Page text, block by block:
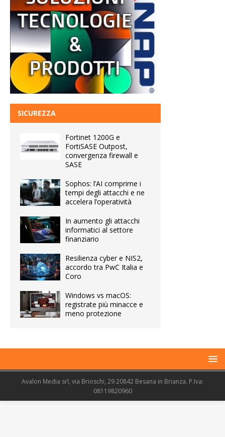
SICUREZZA
Fortinet 1200G e
FortiSASE Outpost,
convergenza firewall e
SASE
Sophos: l’AI comprime i
tempi degli attacchi e ne
accelera l’operatività
In aumento gli attacchi
informatici al settore
finanziario
Resilienza cyber e NIS2,
accordo tra PwC Italia e
Coro
Windows vs macOS:
registrate più minacce e
meno protezione
Avalon Media srl, via Brioschi, 29 20842 Besana in Brianza. P.Iva:
08119820960